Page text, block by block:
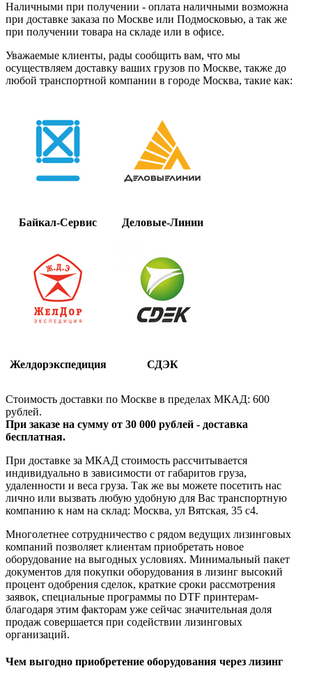
Наличными при получении - оплата наличными возможна
при доставке заказа по Москве или Подмосковью, а так же
при получении товара на складе или в офисе.
Уважаемые клиенты, рады сообщить вам, что мы
осуществляем доставку ваших грузов по Москве, также до
любой транспортной компании в городе Москва, такие как:
Байкал-Сервис Деловые-Линии
Желдорэкспедиция СДЭК
Стоимость доставки по Москве в пределах МКАД: 600
рублей.
При заказе на сумму от 30 000 рублей - доставка
бесплатная.
При доставке за МКАД стоимость рассчитывается
индивидуально в зависимости от габаритов груза,
удаленности и веса груза. Так же вы можете посетить нас
лично или вызвать любую удобную для Вас транспортную
компанию к нам на склад: Москва, ул Вятская, 35 c4.
Многолетнее сотрудничество с рядом ведущих лизинговых
компаний позволяет клиентам приобретать новое
оборудование на выгодных условиях. Минимальный пакет
документов для покупки оборудования в лизинг высокий
процент одобрения сделок, краткие сроки рассмотрения
заявок, специальные программы по DTF принтерам-
благодаря этим факторам уже сейчас значительная доля
продаж совершается при содействии лизинговых
организаций.
Чем выгодно приобретение оборудования через лизинг